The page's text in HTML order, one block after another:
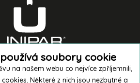
soubory cookie
na našem webu co nejvíce zpříjemnili,
Některé z nich jsou nezbytné a